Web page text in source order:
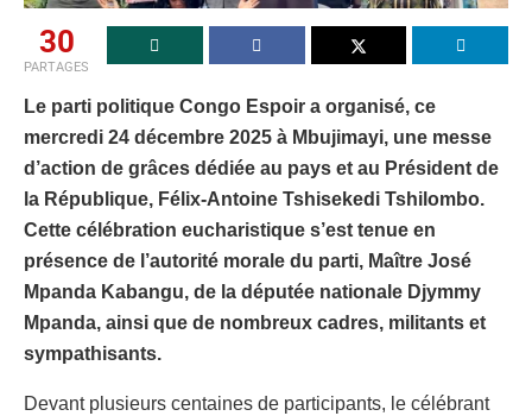
30
PARTAGES
Le parti politique Congo Espoir a organisé, ce
mercredi 24 décembre 2025 à Mbujimayi, une messe
d’action de grâces dédiée au pays et au Président de
la République, Félix-Antoine Tshisekedi Tshilombo.
Cette célébration eucharistique s’est tenue en
présence de l’autorité morale du parti, Maître José
Mpanda Kabangu, de la députée nationale Djymmy
Mpanda, ainsi que de nombreux cadres, militants et
sympathisants.
Devant plusieurs centaines de participants, le célébrant